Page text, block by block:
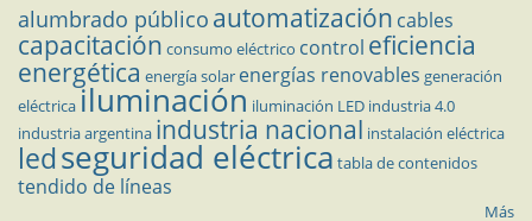
alumbrado público automatización cables
capacitación consumo eléctrico control eficiencia
energética energía solar energías renovables generación
eléctricailuminación iluminación LED industria 4.0
industria argentina industria nacional instalación eléctrica
ledseguridad eléctrica tabla de contenidos
tendido de líneas
Más